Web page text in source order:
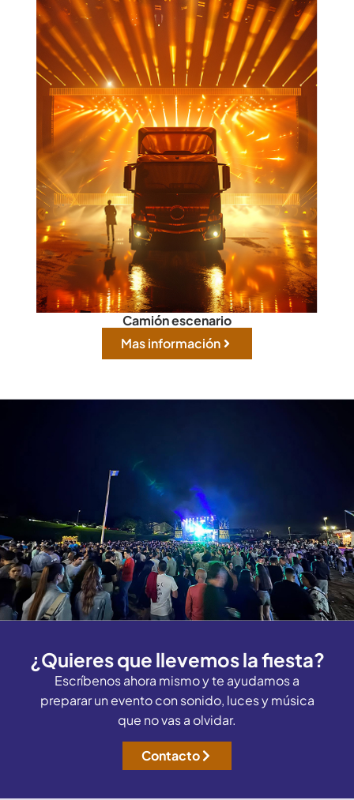
Camión escenario
Mas información
¿Quieres que llevemos la fiesta?
Escríbenos ahora mismo y te ayudamos a
preparar un evento con sonido, luces y música
que no vas a olvidar.
Contacto